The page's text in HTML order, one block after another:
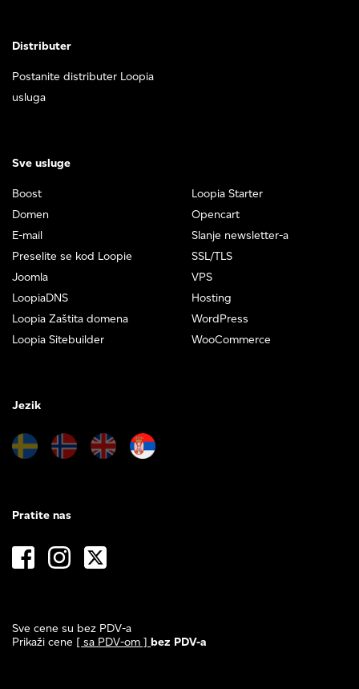
Distributer
Postanite distributer Loopia
usluga
Sve usluge
Boost
Domen
E-mail
Preselite se kod Loopie
Joomla
LoopiaDNS
Loopia Zaštita domena
Loopia Sitebuilder
Loopia Starter
Opencart
Slanje newsletter-a
SSL/TLS
VPS
Hosting
WordPress
WooCommerce
Jezik
Sve cene su bez PDV-a
Prikaži cene [ sa PDV-om ] bez PDV-a
Pratite nas